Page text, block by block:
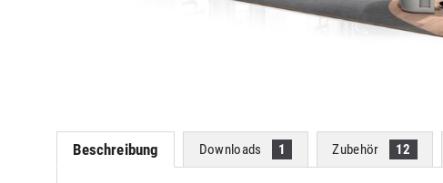
Beschreibung Downloads 1 Zubehör 12